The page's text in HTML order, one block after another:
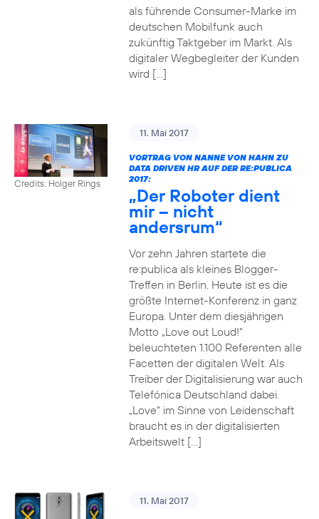
als führende Consumer-Marke im
deutschen Mobilfunk auch
zukünftig Taktgeber im Markt. Als
digitaler Wegbegleiter der Kunden
wird […]
Credits: Holger Rings
11. Mai 2017
VORTRAG VON NANNE VON HAHN ZU
DATA DRIVEN HR AUF DER RE:PUBLICA
2017:
„Der Roboter dient
mir – nicht
andersrum“
Vor zehn Jahren startete die
re:publica als kleines Blogger-
Treffen in Berlin. Heute ist es die
größte Internet-Konferenz in ganz
Europa. Unter dem diesjährigen
Motto „Love out Loud!“
beleuchteten 1.100 Referenten alle
Facetten der digitalen Welt. Als
Treiber der Digitalisierung war auch
Telefónica Deutschland dabei.
„Love“ im Sinne von Leidenschaft
braucht es in der digitalisierten
Arbeitswelt […]
11. Mai 2017